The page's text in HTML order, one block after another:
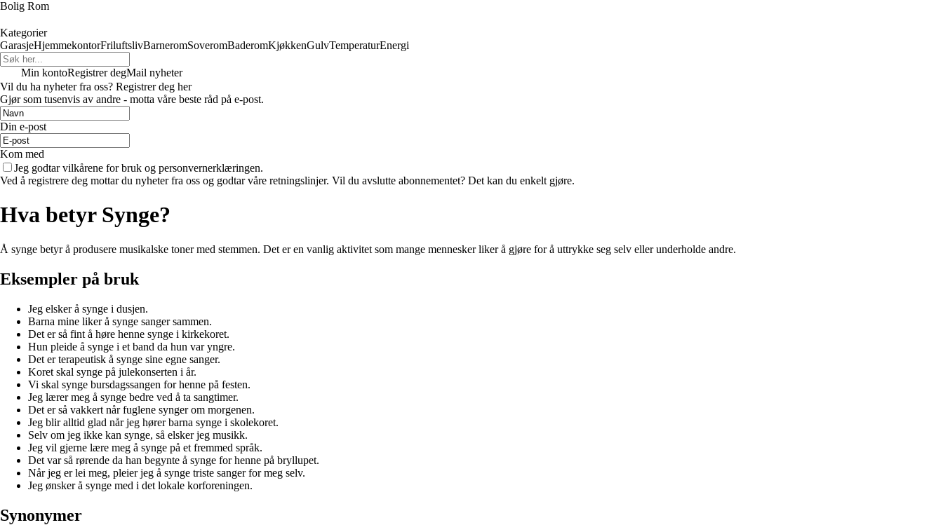
Bolig Rom
Kategorier
GarasjeHjemmekontorFriluftslivBarneromSoveromBaderomKjøkkenGulvTemperaturEnergi
Min kontoRegistrer degMail nyheter
Vil du ha nyheter fra oss? Registrer deg her
Gjør som tusenvis av andre - motta våre beste råd på e-post.
Din e-post
Kom med
Jeg godtar vilkårene for bruk og personvernerklæringen.
Ved å registrere deg mottar du nyheter fra oss og godtar våre retningslinjer. Vil du avslutte abonnementet? Det kan du enkelt gjøre.
Hva betyr Synge?
Å synge betyr å produsere musikalske toner med stemmen. Det er en vanlig aktivitet som mange mennesker liker å gjøre for å uttrykke seg selv eller underholde andre.
Eksempler på bruk
Jeg elsker å synge i dusjen.
Barna mine liker å synge sanger sammen.
Det er så fint å høre henne synge i kirkekoret.
Hun pleide å synge i et band da hun var yngre.
Det er terapeutisk å synge sine egne sanger.
Koret skal synge på julekonserten i år.
Vi skal synge bursdagssangen for henne på festen.
Jeg lærer meg å synge bedre ved å ta sangtimer.
Det er så vakkert når fuglene synger om morgenen.
Jeg blir alltid glad når jeg hører barna synge i skolekoret.
Selv om jeg ikke kan synge, så elsker jeg musikk.
Jeg vil gjerne lære meg å synge på et fremmed språk.
Det var så rørende da han begynte å synge for henne på bryllupet.
Når jeg er lei meg, pleier jeg å synge triste sanger for meg selv.
Jeg ønsker å synge med i det lokale korforeningen.
Synonymer